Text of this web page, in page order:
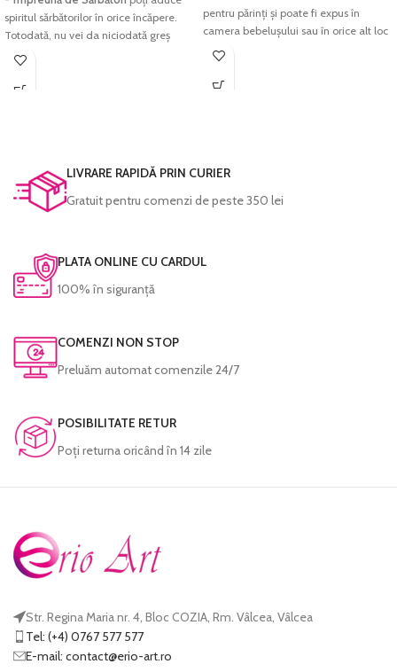
expediat.
spiritul sărbătorilor în orice încăpere.
Totodată, nu vei da niciodată greș
dacă îl vei oferi în dar persoanelor
profesionale si cerneala originală
Epson. Astfel, culorile sunt garantate să
reziste perioade foarte lungi de timp
verificat cu atenție înainte de a fi
expediat.
pentru părinți și poate fi expus în
camera bebelușului sau în orice alt loc
special din casă.
fotografii preferate, organizate într-un
fine-art
maximă pentru negru. Culorile sunt
intensitate.
LIVRARE RAPIDĂ PRIN CURIER
Gratuit pentru comenzi de peste 350 lei
PLATA ONLINE CU CARDUL
100% în siguranță
COMENZI NON STOP
Preluăm automat comenzile 24/7
POSIBILITATE RETUR
Poţi returna oricând în 14 zile
Str. Regina Maria nr. 4, Bloc COZIA, Rm. Vâlcea, Vâlcea
Tel: (+4) 0767 577 577
E-mail:
or.tra-oire
@tcatnoc